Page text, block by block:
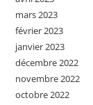
mars 2023
février 2023
janvier 2023
décembre 2022
novembre 2022
octobre 2022